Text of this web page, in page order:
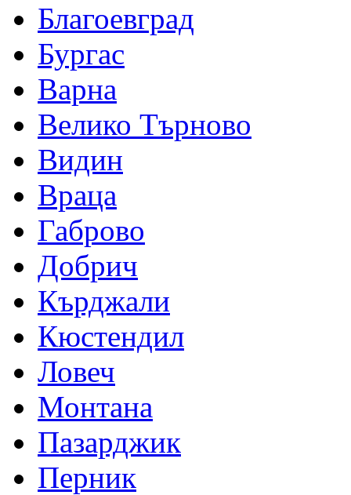
Благоевград
Бургас
Варна
Велико Търново
Видин
Враца
Габрово
Добрич
Кърджали
Кюстендил
Ловеч
Монтана
Пазарджик
Перник